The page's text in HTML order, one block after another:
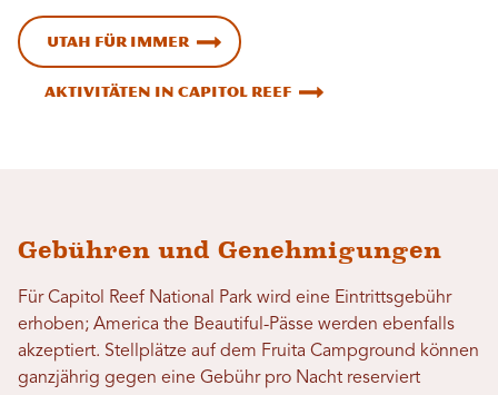
Utah Für immer
Aktivitäten in Capitol Reef
Gebühren und Genehmigungen
Für Capitol Reef National Park wird eine Eintrittsgebühr
erhoben; America the Beautiful-Pässe werden ebenfalls
akzeptiert. Stellplätze auf dem Fruita Campground können
ganzjährig gegen eine Gebühr pro Nacht reserviert